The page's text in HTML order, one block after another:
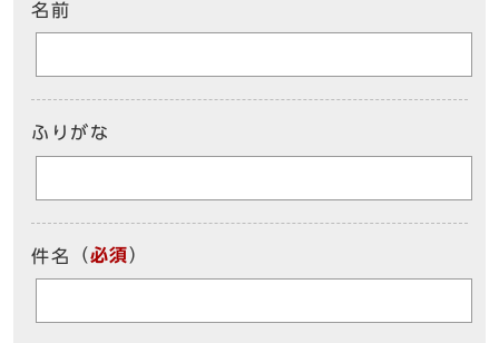
名前
ふりがな
件名 （必須）